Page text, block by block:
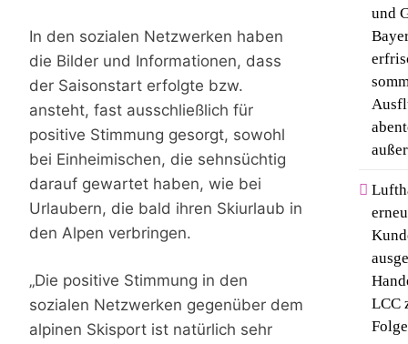
In den sozialen Netzwerken haben
die Bilder und Informationen, dass
der Saisonstart erfolgte bzw.
ansteht, fast ausschließlich für
positive Stimmung gesorgt, sowohl
bei Einheimischen, die sehnsüchtig
darauf gewartet haben, wie bei
Urlaubern, die bald ihren Skiurlaub in
den Alpen verbringen.
„Die positive Stimmung in den
sozialen Netzwerken gegenüber dem
alpinen Skisport ist natürlich sehr
und
LCC